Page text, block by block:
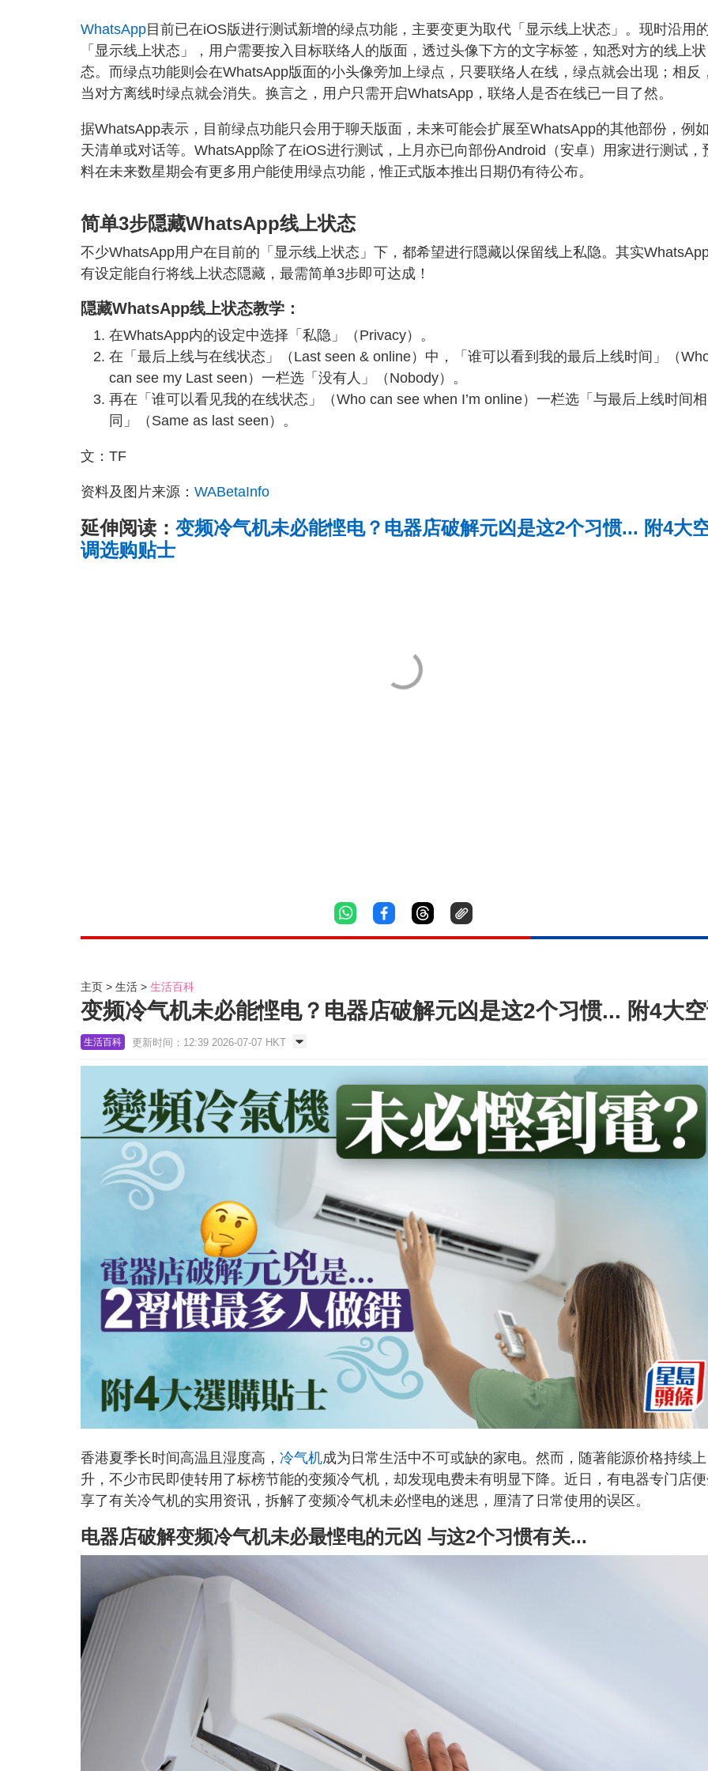
WhatsApp目前已在iOS版进行测试新增的绿点功能，主要变更为取代「显示线上状态」。现时沿用
「显示线上状态」，用户需要按入目标联络人的版面，透过头像下方的文字标签，知悉对方的线上状
态。而绿点功能则会在WhatsApp版面的小头像旁加上绿点，只要联络人在线，绿点就会出现；相反
当对方离线时绿点就会消失。换言之，用户只需开启WhatsApp，联络人是否在线已一目了然。
据WhatsApp表示，目前绿点功能只会用于聊天版面，未来可能会扩展至WhatsApp的其他部份，例
天清单或对话等。WhatsApp除了在iOS进行测试，上月亦已向部份Android（安卓）用家进行测试，
料在未来数星期会有更多用户能使用绿点功能，惟正式版本推出日期仍有待公布。
简单3步隠藏WhatsApp线上状态
不少WhatsApp用户在目前的「显示线上状态」下，都希望进行隠藏以保留线上私隐。其实
有设定能自行将线上状态隠藏，最需简单3步即可达成！
隠藏WhatsApp线上状态教学：
在WhatsApp内的设定中选择「私隐」（Privacy）。
在「最后上线与在线状态」（Last seen & online）中，「谁可以看到我的最后上线时间」（
can see my Last seen）一栏选「没有人」（Nobody）。
再在「谁可以看见我的在线状态」（Who can see when I’m online）一栏选「与最后上线时间相
同」（Same as last seen）。
文：TF
资料及图片来源： WABetaInfo
延伸阅读： 变频冷气机未必能悭电？电器店破解元凶是这2个习惯... 附4大
调选购贴士
主页 生活 生活百科
变频冷气机未必能悭电？电器店破解元凶是这2个习惯... 附4大
生活百科 更新时间：12:39 2026-07-07 HKT
香港夏季长时间高温且湿度高， 冷气机成为日常生活中不可或缺的家电。然而，随著能源价格持续上
升，不少市民即使转用了标榜节能的变频冷气机，却发现电费未有明显下降。近日，有电器专门店
享了有关冷气机的实用资讯，拆解了变频冷气机未必悭电的迷思，厘清了日常使用的误区。
电器店破解变频冷气机未必最悭电的元凶 与这2个习惯有关...